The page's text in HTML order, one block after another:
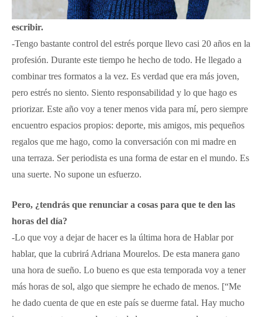
escribir.
-Tengo bastante control del estrés porque llevo casi 20 años en la
profesión. Durante este tiempo he hecho de todo. He llegado a
combinar tres formatos a la vez. Es verdad que era más joven,
pero estrés no siento. Siento responsabilidad y lo que hago es
priorizar. Este año voy a tener menos vida para mí, pero siempre
encuentro espacios propios: deporte, mis amigos, mis pequeños
regalos que me hago, como la conversación con mi madre en
una terraza. Ser periodista es una forma de estar en el mundo. Es
una suerte. No supone un esfuerzo.
Pero, ¿tendrás que renunciar a cosas para que te den las
horas del día?
-Lo que voy a dejar de hacer es la última hora de Hablar por
hablar, que la cubrirá Adriana Mourelos. De esta manera gano
una hora de sueño. Lo bueno es que esta temporada voy a tener
más horas de sol, algo que siempre he echado de menos. [“Me
he dado cuenta de que en este país se duerme fatal. Hay mucho